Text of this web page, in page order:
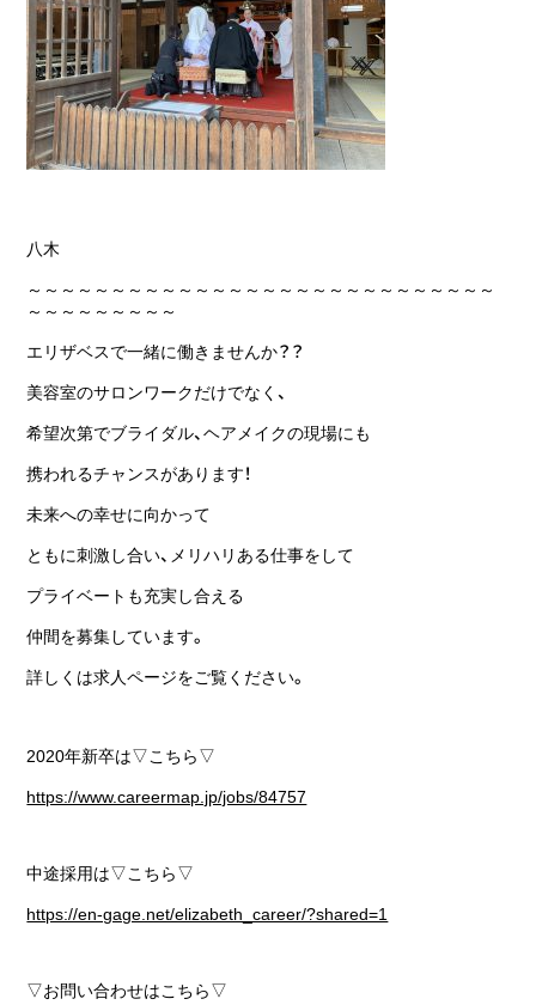
八木
～～～～～～～～～～～～～～～～～～～～～～～～～～～～
～～～～～～～～～
エリザベスで一緒に働きませんか？？
美容室のサロンワークだけでなく、
希望次第でブライダル、ヘアメイクの現場にも
携われるチャンスがあります！
未来への幸せに向かって
ともに刺激し合い、メリハリある仕事をして
プライベートも充実し合える
仲間を募集しています。
詳しくは求人ページをご覧ください。
2020年新卒は▽こちら▽
https://www.careermap.jp/jobs/84757
中途採用は▽こちら▽
https://en-gage.net/elizabeth_career/?shared=1
▽お問い合わせはこちら▽